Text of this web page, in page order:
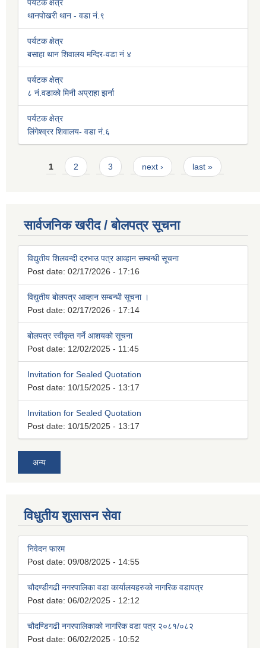
पर्यटक क्षेत्र
थानपोखरी थान - वडा नं.९
पर्यटक क्षेत्र
बसाहा थान शिवालय मन्दिर-वडा नं ४
पर्यटक क्षेत्र
८ नं.वडाको मिनी अप्राहा झर्ना
पर्यटक क्षेत्र
लिंगेश्व्रर शिवालय- वडा नं.६
Pages
1 2 3 next › last »
सार्वजनिक खरीद / बोलपत्र सूचना
विद्युतीय शिलवन्दी दरभाउ पत्र आव्हान सम्बन्धी सूचना
Post date: 02/17/2026 - 17:16
विद्युतीय बोलपत्र आव्हान सम्बन्धी सूचना ।
Post date: 02/17/2026 - 17:14
बोलपत्र स्वीकृत गर्ने आशयको सूचना
Post date: 12/02/2025 - 11:45
Invitation for Sealed Quotation
Post date: 10/15/2025 - 13:17
Invitation for Sealed Quotation
Post date: 10/15/2025 - 13:17
अन्य
विधुतीय शुसासन सेवा
निवेदन फारम
Post date: 09/08/2025 - 14:55
चौदण्डीगढी नगरपालिका वडा कार्यालयहरुको नागरिक वडापत्र
Post date: 06/02/2025 - 12:12
चौदण्डिगढी नगरपालिकाको नागरिक वडा पत्र २०८१/०८२
Post date: 06/02/2025 - 10:52